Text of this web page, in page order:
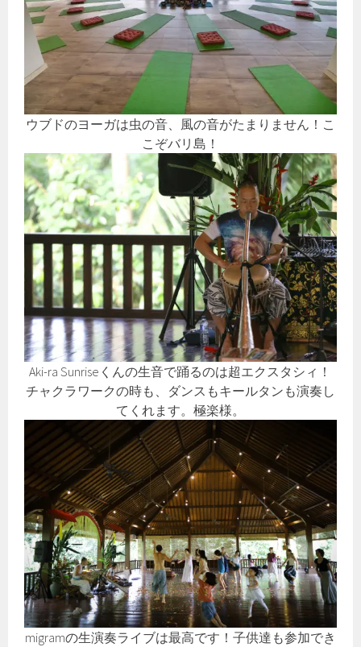
ウブドのヨーガは虫の音、風の音がたまりません！こ
こぞバリ島！
Aki-ra Sunriseくんの生音で踊るのは超エクスタシィ！
チャクラワークの時も、ダンスもキールタンも演奏し
てくれます。極楽様。
migramの生演奏ライブは最高です！子供達も参加でき